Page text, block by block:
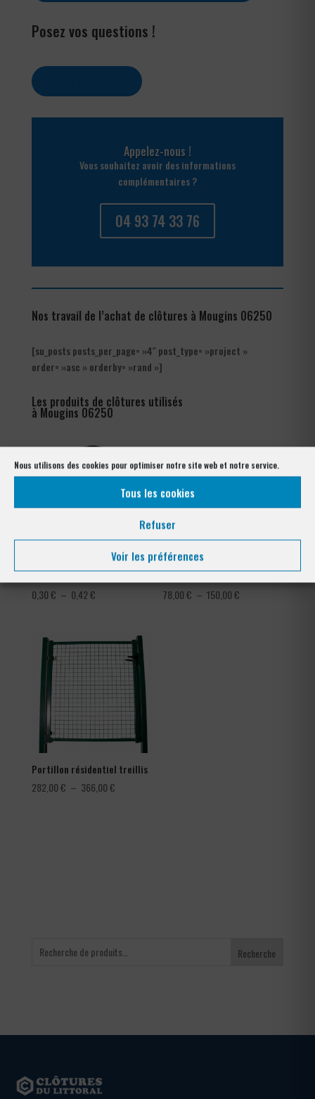
Nous utilisons des cookies pour optimiser notre site web et notre service.
Tous les cookies
Refuser
Voir les préférences
Posez vos questions !
Appelez-nous !
Vous souhaitez avoir des informations
complémentaires ?
04 93 74 33 76
Nos travail de l’achat de clôtures à Mougins 06250
[su_posts posts_per_page= »4″ post_type= »project »
order= »asc » orderby= »rand »]
Les produits de clôtures utilisés
à Mougins 06250
Cache écrou pour goujon
0,30€ – 0,42€Plage
0,30 €
à
Grillage soudé plastifié
78,00€ – 150,00€
Portillon résidentiel treillis
282,00€ – 366,00€Plage
Recherche